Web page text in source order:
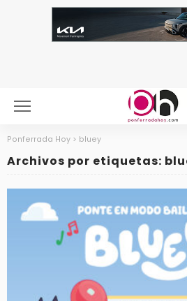
Ponferrada Hoy > bluey
Archivos por etiquetas: